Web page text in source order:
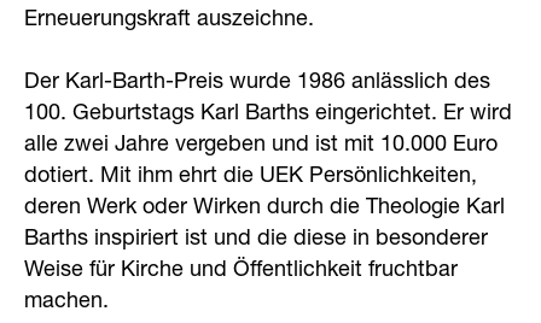
Erneuerungskraft auszeichne.
Der Karl-Barth-Preis wurde 1986 anlässlich des
100. Geburtstags Karl Barths eingerichtet. Er wird
alle zwei Jahre vergeben und ist mit 10.000 Euro
dotiert. Mit ihm ehrt die UEK Persönlichkeiten,
deren Werk oder Wirken durch die Theologie Karl
Barths inspiriert ist und die diese in besonderer
Weise für Kirche und Öffentlichkeit fruchtbar
machen.